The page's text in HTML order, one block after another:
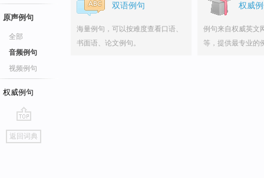
原声例句
全部
音频例句
视频例句
权威例句
go
top
返回词典
双语例句
海量例句，可以按难度查看口语、
书面语、论文例句。
权威
例句来自权威英文
等，提供最专业的